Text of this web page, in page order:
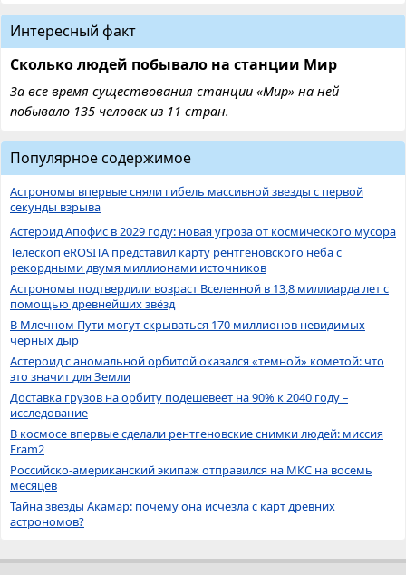
Интересный факт
Сколько людей побывало на станции Мир
За все время существования станции «Мир» на ней
побывало 135 человек из 11 стран.
Популярное содержимое
Астрономы впервые сняли гибель массивной звезды с первой
секунды взрыва
Астероид Апофис в 2029 году: новая угроза от космического мусора
Телескоп eROSITA представил карту рентгеновского неба с
рекордными двумя миллионами источников
Астрономы подтвердили возраст Вселенной в 13,8 миллиарда лет с
помощью древнейших звёзд
В Млечном Пути могут скрываться 170 миллионов невидимых
черных дыр
Астероид с аномальной орбитой оказался «темной» кометой: что
это значит для Земли
Доставка грузов на орбиту подешевеет на 90% к 2040 году –
исследование
В космосе впервые сделали рентгеновские снимки людей: миссия
Fram2
Российско-американский экипаж отправился на МКС на восемь
месяцев
Тайна звезды Акамар: почему она исчезла с карт древних
астрономов?